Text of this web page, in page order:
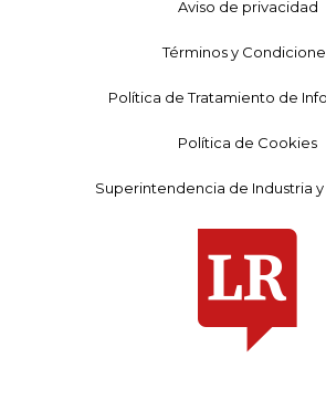
Aviso de privacidad
Términos y
Política de Tratamiento de
Política de Cookies
Superintendencia de Industria